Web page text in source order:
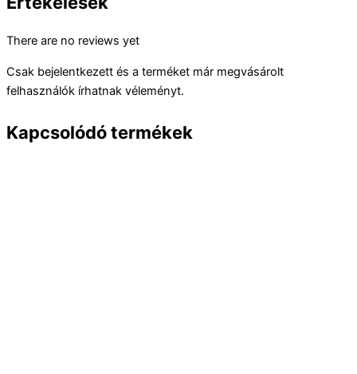
There are no reviews yet
Csak bejelentkezett és a terméket már megvásárolt
felhasználók írhatnak véleményt.
Kapcsolódó termékek